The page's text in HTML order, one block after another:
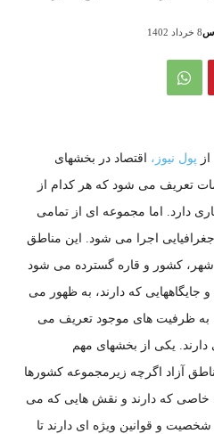
8 خرداد 1402
پول نیوز، اقتصاد در بخشهای
تعریف می شود که هر کدام از
دارد. اما مجموعه ای از تمامی
اجرا می شود. این مناطق
شهر، کشور و قاره گسترده می شود
جایگاههایی که دارند، به ظهور می
به ظرفیت های موجود تعریف می
دارند. یکی از بخشهای مهم
آزاد اگرچه زیرمجموعه کشورها
خاصی که دارند و نقش هایی که می
شخصیت و قوانین ویژه ای دارند تا